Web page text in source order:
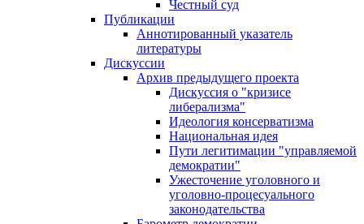
Честный суд
Публикации
Аннотированный указатель
литературы
Дискуссии
Архив предыдущего проекта
Дискуссия о "кризисе
либерализма"
Идеология консерватизма
Национальная идея
Пути легитимации "управляемой
демократии"
Ужесточение уголовного и
уголовно-процесуального
законодательства